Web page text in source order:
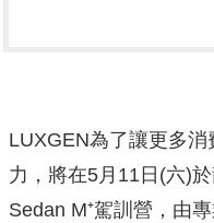
LUXGEN為了讓更多
力，將在5月11日(六)
Sedan M⁺駕訓營，由